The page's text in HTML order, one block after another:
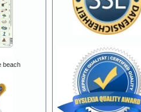
beach